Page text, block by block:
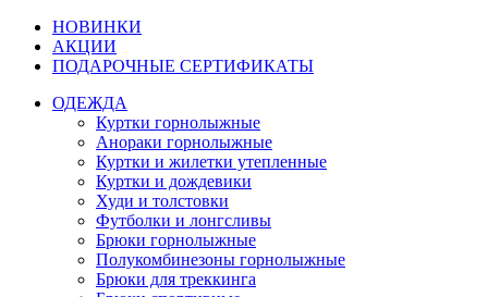
НОВИНКИ
АКЦИИ
ПОДАРОЧНЫЕ СЕРТИФИКАТЫ
ОДЕЖДА
Куртки горнолыжные
Анораки горнолыжные
Куртки и жилетки утепленные
Куртки и дождевики
Худи и толстовки
Футболки и лонгсливы
Брюки горнолыжные
Полукомбинезоны горнолыжные
Брюки для треккинга